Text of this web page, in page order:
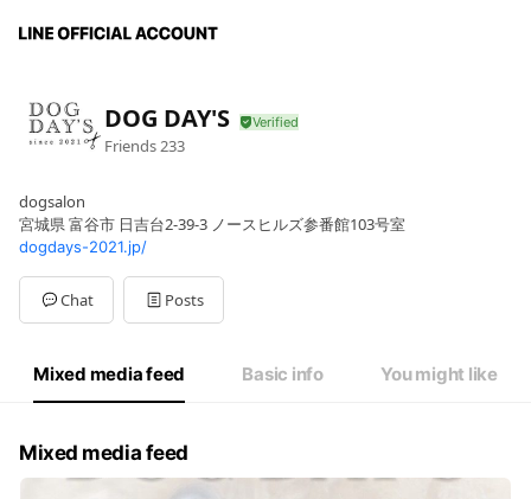
DOG DAY'S
Friends 233
dogsalon
宮城県 富谷市 日吉台2-39-3 ノースヒルズ参番館103号室
dogdays-2021.jp/
Chat Posts
Mixed media feed Basic info You might like
Mixed media feed